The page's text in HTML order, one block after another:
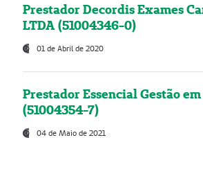
Prestador Decordis Exames
LTDA (51004346-0)
01 de Abril de 2020
Prestador Essencial Gestão
(51004354-7)
04 de Maio de 2021